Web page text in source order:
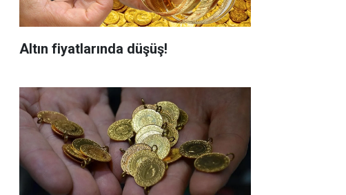
Altın fiyatlarında düşüş!